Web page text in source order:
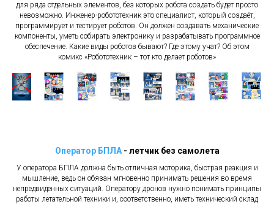
для ряда отдельных элементов, без которых робота создать будет просто
невозможно. Инженер-робототехник это специалист, который создаёт,
программирует и тестирует роботов. Он должен создавать механические
компоненты, уметь собирать электронику и разрабатывать программное
обеспечение. Какие виды роботов бывают? Где этому учат? Об этом
комикс «Робототехник – тот кто делает роботов»
Оператор БПЛА - летчик без самолета
У оператора БПЛА должна быть отличная моторика, быстрая реакция и
мышление, ведь он обязан мгновенно принимать решения во время
непредвиденных ситуаций. Оператору дронов нужно понимать принципы
работы летательной техники и, соответственно, иметь технический склад